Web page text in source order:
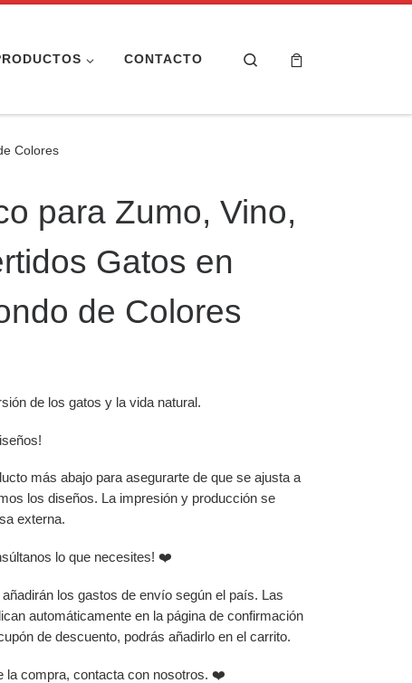
CONTACTO Search
Colores
para Zumo, Vino,
Gatos en
de Colores
de los gatos y la vida natural.
más abajo para asegurarte de que se ajusta a
los diseños. La impresión y producción se
externa.
lo que necesites! ❤️
los gastos de envío según el país. Las
automáticamente en la página de confirmación
de descuento, podrás añadirlo en el carrito.
la compra, contacta con nosotros. ❤️